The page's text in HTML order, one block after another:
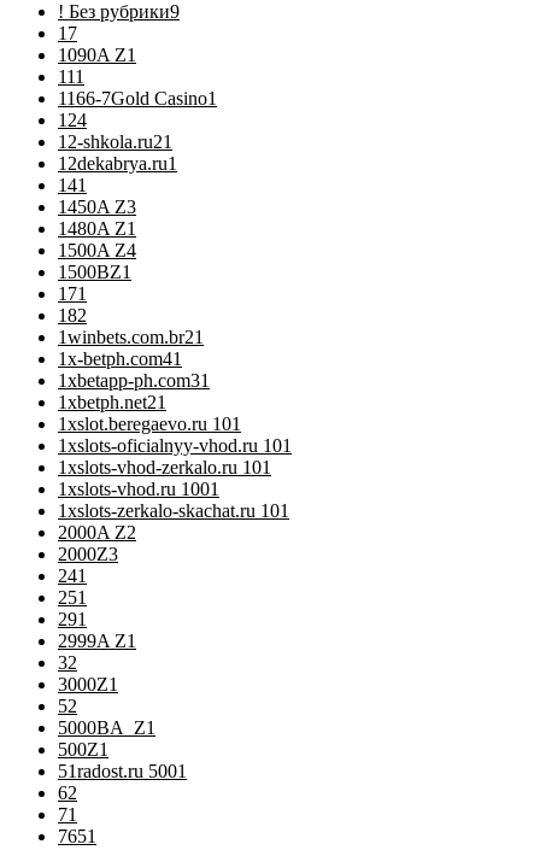
! Без рубрики9
1 7
1090A Z1
111
1166-7Gold Casino1
124
12-shkola.ru21
12dekabrya.ru1
141
1450A Z3
1480A Z1
1500A Z4
1500BZ1
171
182
1winbets.com.br21
1x-betph.com41
1xbetapp-ph.com31
1xbetph.net21
1xslot.beregaevo.ru 101
1xslots-oficialnyy-vhod.ru 101
1xslots-vhod-zerkalo.ru 101
1xslots-vhod.ru 1001
1xslots-zerkalo-skachat.ru 101
2000A Z2
2000Z3
241
251
291
2999A Z1
32
3000Z1
52
5000BA_Z1
500Z1
51radost.ru 5001
62
71
7651